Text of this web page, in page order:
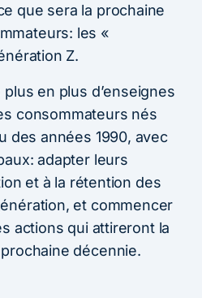
que sera la prochaine
les «
Z.
en plus d’enseignes
consommateurs nés
des années 1990, avec
adapter leurs
et à la rétention des
et commencer
actions qui attireront la
décennie.